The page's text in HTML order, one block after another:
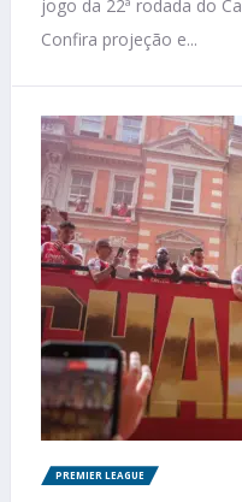
jogo da 22ª rodada do
Confira projeção e...
PREMIER LEAGUE